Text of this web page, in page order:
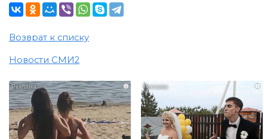
Возврат к списку
Новости СМИ2
i i